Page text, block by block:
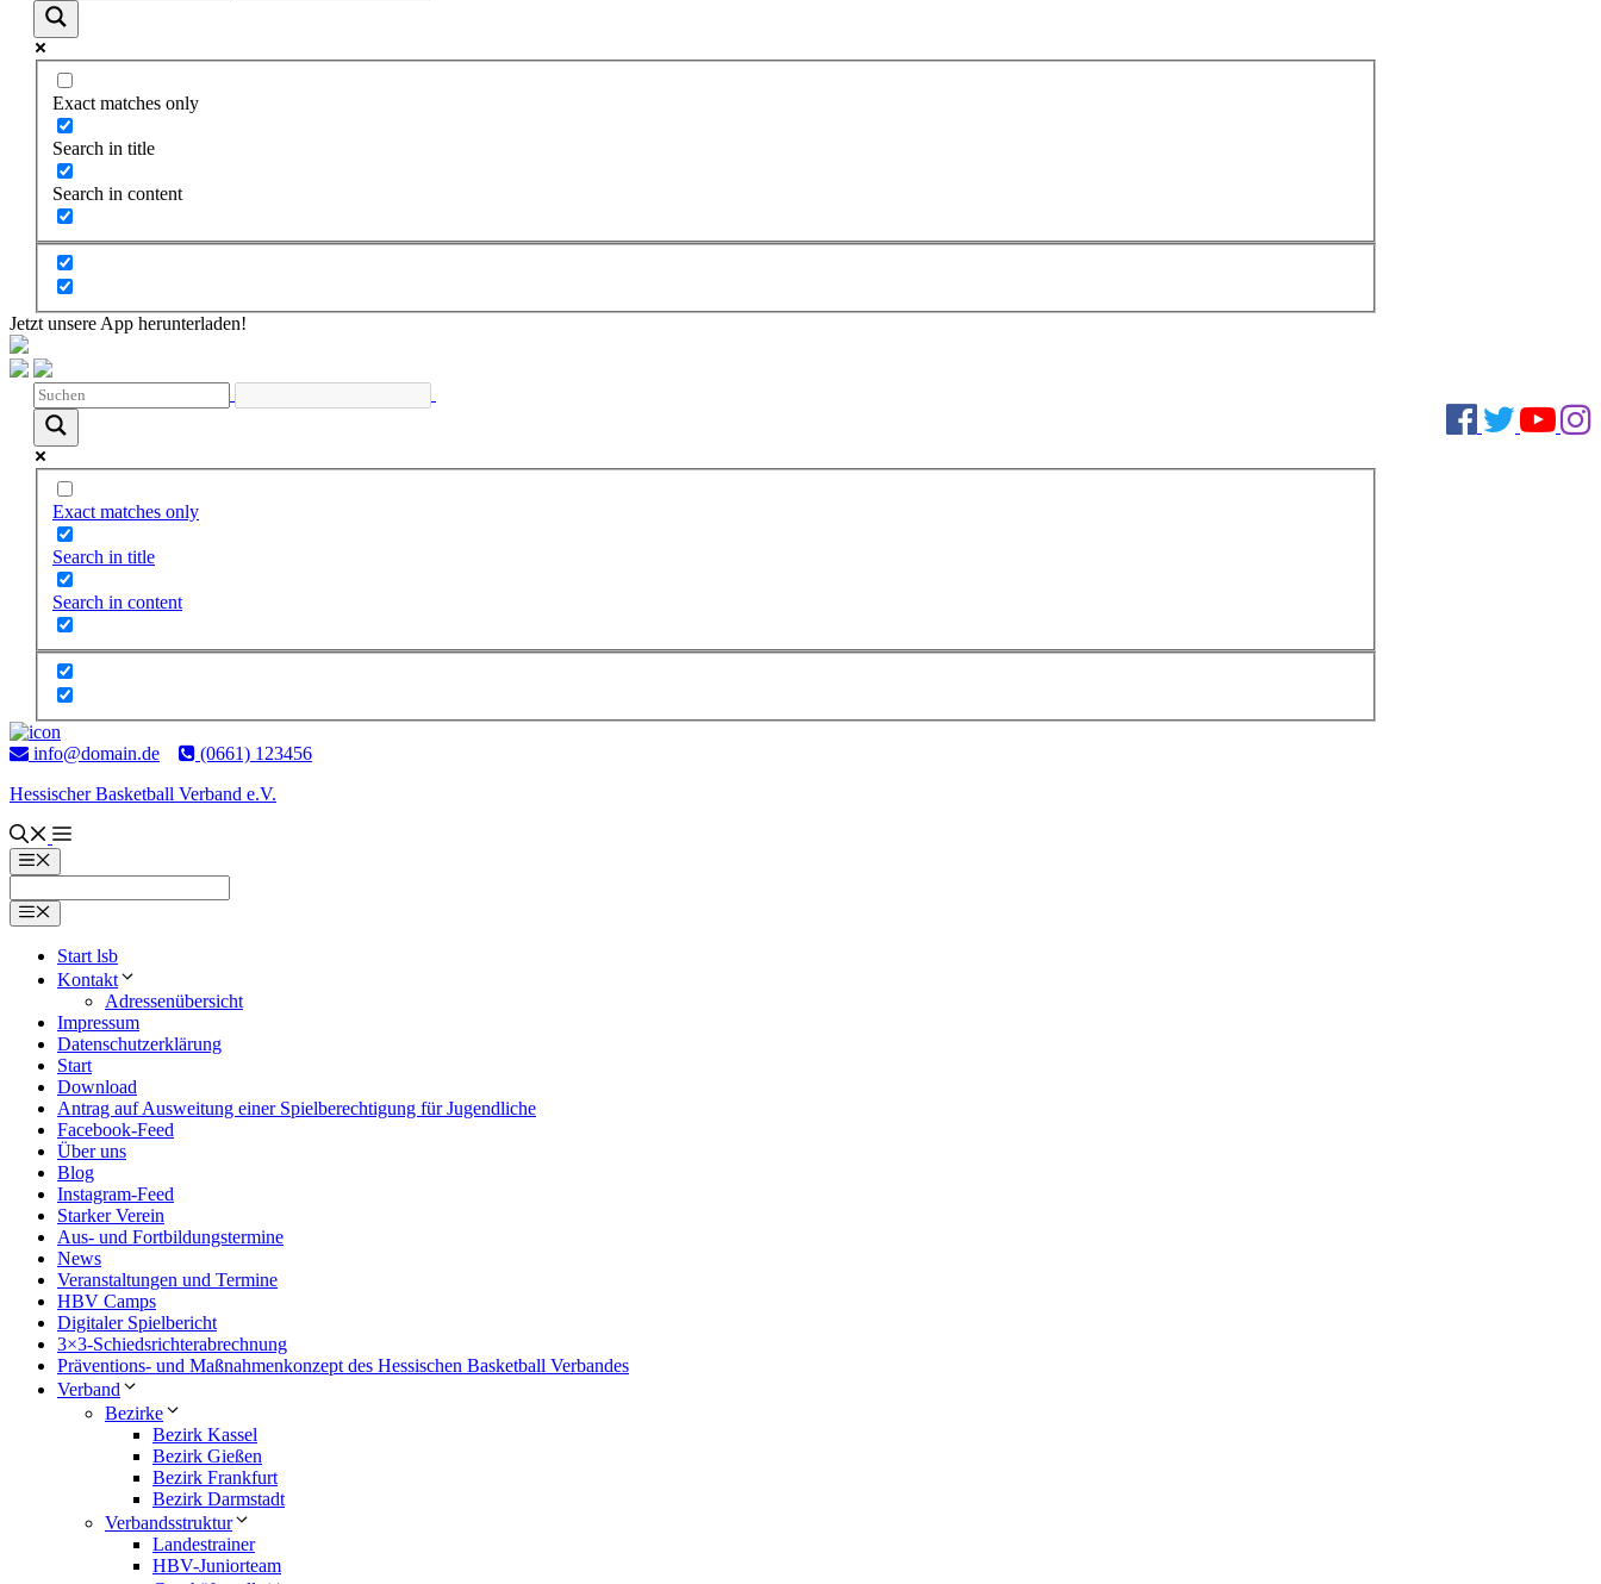
Exact matches only
Search in title
Search in content
Jetzt unsere App herunterladen!
Exact matches only
Search in title
Search in content
Inhalt
info@domain.de
(0661) 123456
Hessischer Basketball Verband e.V.
Menü
Menü
Start lsb
Kontakt
Adres­sen­über­sicht
Impressum
Daten­schutz­er­klärung
Start
Download
Antrag auf Ausweitung einer Spiel­be­rech­tigung für Jugendliche
Facebook-Feed
Über uns
Blog
Instagram-Feed
Starker Verein
Aus- und Fortbildungstermine
News
Veran­stal­tungen und Termine
HBV Camps
Digitaler Spiel­be­richt
3×3-Schiedsrichterabrechnung
Präven­tions- und Maßnah­men­konzept des Hessi­schen Basketball Verbandes
Verband
Bezirke
Bezirk Kassel
Bezirk Gießen
Bezirk Frankfurt
Bezirk Darmstadt
Verbands­struktur
Landes­trainer
HBV-Juniorteam